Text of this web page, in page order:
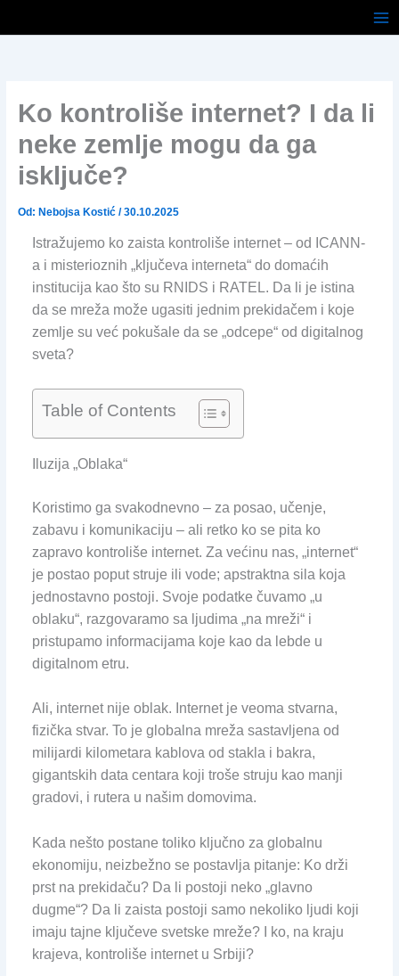
Ko kontroliše internet? I da li
neke zemlje mogu da ga
isključe?
Od: Nebojsa Kostić /30.10.2025
Istražujemo ko zaista kontroliše internet – od ICANN-
a i misterioznih „ključeva interneta“ do domaćih
institucija kao što su RNIDS i RATEL. Da li je istina
da se mreža može ugasiti jednim prekidačem i koje
zemlje su već pokušale da se „odcepe“ od digitalnog
sveta?
Table of Contents
Iluzija „Oblaka“
Koristimo ga svakodnevno – za posao, učenje,
zabavu i komunikaciju – ali retko ko se pita ko
zapravo kontroliše internet. Za većinu nas, „internet“
je postao poput struje ili vode; apstraktna sila koja
jednostavno postoji. Svoje podatke čuvamo „u
oblaku“, razgovaramo sa ljudima „na mreži“ i
pristupamo informacijama koje kao da lebde u
digitalnom etru.
Ali, internet nije oblak. Internet je veoma stvarna,
fizička stvar. To je globalna mreža sastavljena od
milijardi kilometara kablova od stakla i bakra,
gigantskih data centara koji troše struju kao manji
gradovi, i rutera u našim domovima.
Kada nešto postane toliko ključno za globalnu
ekonomiju, neizbežno se postavlja pitanje: Ko drži
prst na prekidaču? Da li postoji neko „glavno
dugme“? Da li zaista postoji samo nekoliko ljudi koji
imaju tajne ključeve svetske mreže? I ko, na kraju
krajeva, kontroliše internet u Srbiji?